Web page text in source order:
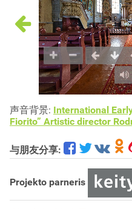
声音背景: International
Fiorito” Artistic director
与朋友分享:
Projekto parneris